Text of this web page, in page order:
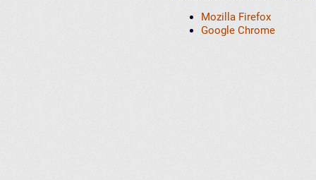
Mozilla Firefox
Google Chrome